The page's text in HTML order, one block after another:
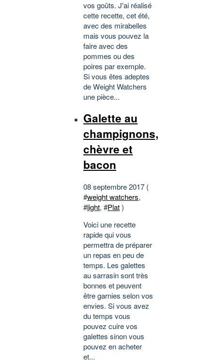
vos goûts. J'ai réalisé
cette recette, cet été,
avec des mirabelles
mais vous pouvez la
faire avec des
pommes ou des
poires par exemple.
Si vous êtes adeptes
de Weight Watchers
une pièce...
Galette au
champignons,
chèvre et
bacon
08 septembre 2017 (
#weight watchers,
#light, #Plat)
Voici une recette
rapide qui vous
permettra de préparer
un repas en peu de
temps. Les galettes
au sarrasin sont très
bonnes et peuvent
être garnies selon vos
envies. Si vous avez
du temps vous
pouvez cuire vos
galettes sinon vous
pouvez en acheter
et...